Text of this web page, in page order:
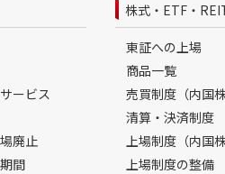
ービス
廃止
間
株式・ETF・
東証への上場
商品一覧
売買制度（内国株
清算・決済制度
上場制度（内国株
上場制度の整備